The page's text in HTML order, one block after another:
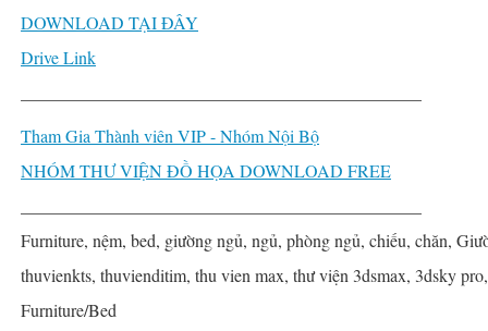
DOWNLOAD TẠI ĐÂY
Drive Link
Tham Gia Thành viên VIP - Nhóm Nội Bộ
NHÓM THƯ VIỆN ĐỒ HỌA DOWNLOAD FREE
Furniture, nệm, bed, giường ngủ, ngủ, phòng ngủ, chiếu, chăn,
thuvienkts, thuvienditim, thu vien max, thư viện 3dsmax, 3dsky
Furniture/Bed